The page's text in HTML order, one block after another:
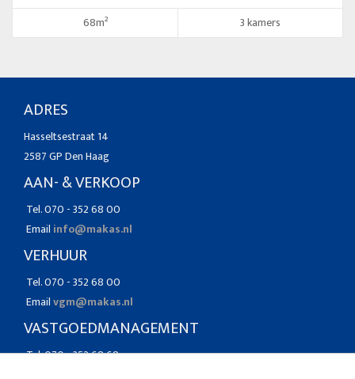
68m² 3 kamers
ADRES
Hasseltsestraat 14
2587 GP Den Haag
AAN- & VERKOOP
Tel. 070 - 352 68 00
Email info@makas.nl
VERHUUR
Tel. 070 - 352 68 00
Emailvgm@makas.nl
VASTGOEDMANAGEMENT
Tel. 070 - 352 68 68